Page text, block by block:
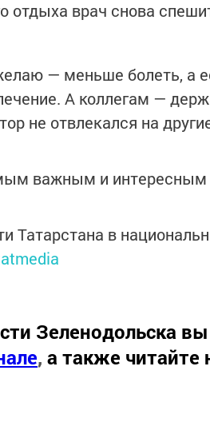
отдыха врач снова
— меньше болеть, а
А коллегам —
не отвлекался на
важным и интересным
Татарстана в
Зеленодольска
, а также читайте